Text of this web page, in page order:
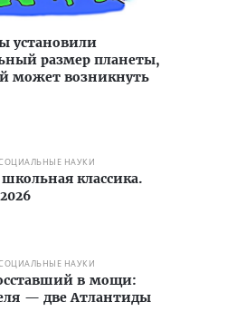
установили
размер планеты,
может возникнуть
НАУКИ
школьная классика.
НАУКИ
в мощи:
— две Атлантиды